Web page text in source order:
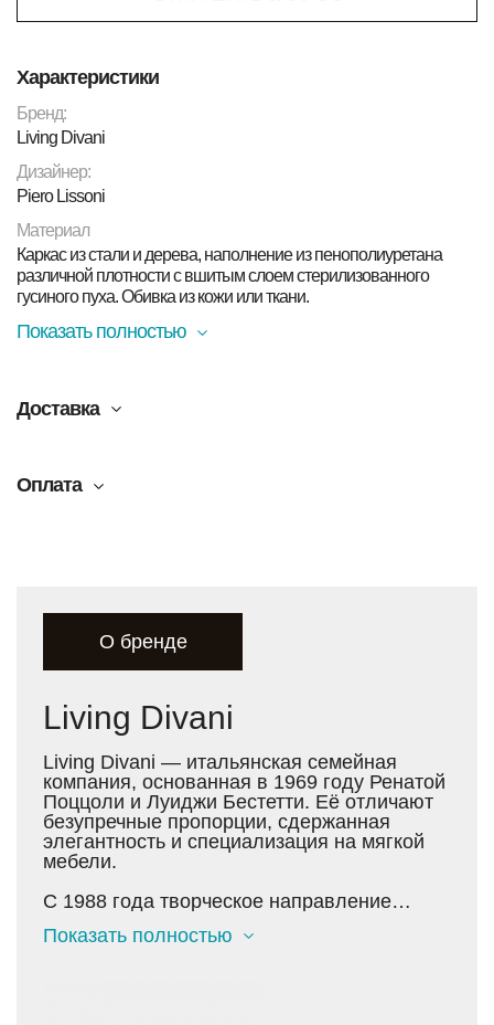
Характеристики
Бренд:
Living Divani
Дизайнер:
Piero Lissoni
Материал
Каркас из стали и дерева, наполнение из пенополиуретана
различной плотности с вшитым слоем стерилизованного
гусиного пуха. Обивка из кожи или ткани.
Показать полностью
Доставка
Оплата
О бренде
Living Divani
Living Divani — итальянская семейная
компания, основанная в 1969 году Ренатой
Поццоли и Луиджи Бестетти. Её отличают
безупречные пропорции, сдержанная
элегантность и специализация на мягкой
мебели.
С 1988 года творческое направление
директор и дизайнер, чьё уникальное
Показать полностью